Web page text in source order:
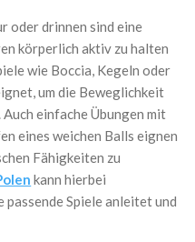
oder drinnen sind eine
körperlich aktiv zu halten
wie Boccia, Kegeln oder
um die Beweglichkeit
einfache Übungen mit
eines weichen Balls eignen
Fähigkeiten zu
kann hierbei
Spiele anleitet und